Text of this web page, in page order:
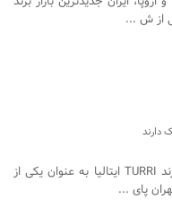
از ش ...
دارند
دکوراسیون برند TURRI ایتالیا به عنوان یکی از
پای ...